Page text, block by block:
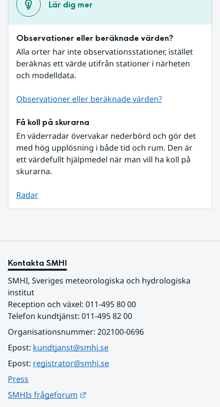
Lär dig mer
Observationer eller beräknade värden?
Alla orter har inte observationsstationer, istället
beräknas ett värde utifrån stationer i närheten
och modelldata.
Observationer eller beräknade värden?
Få koll på skurarna
En väderradar övervakar nederbörd och gör det
med hög upplösning i både tid och rum. Den är
ett värdefullt hjälpmedel när man vill ha koll på
skurarna.
Radar
Kontakta SMHI
SMHI, Sveriges meteorologiska och hydrologiska
institut
Reception och växel: 011-495 80 00
Telefon kundtjänst: 011-495 82 00
Organisationsnummer: 202100-0696
Epost: kundtjanst@smhi.se
Epost: registrator@smhi.se
Press
SMHIs frågeforum